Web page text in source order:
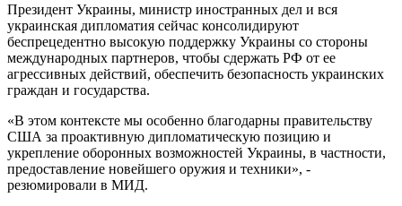
Президент Украины, министр иностранных дел и вся
украинская дипломатия сейчас консолидируют
беспрецедентно высокую поддержку Украины со стороны
международных партнеров, чтобы сдержать РФ от ее
агрессивных действий, обеспечить безопасность украинских
граждан и государства.
«В этом контексте мы особенно благодарны правительству
США за проактивную дипломатическую позицию и
укрепление оборонных возможностей Украины, в частности,
предоставление новейшего оружия и техники», -
резюмировали в МИД.